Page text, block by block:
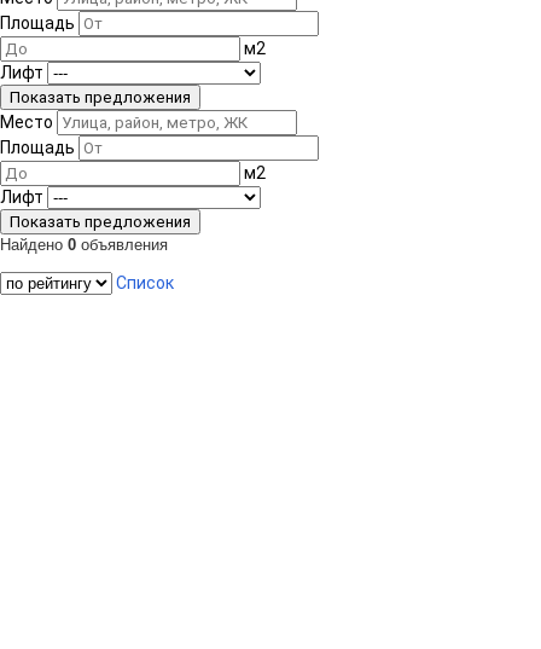
Площадь
м2
Лифт
Место
Площадь
м2
Лифт
Найдено 0 объявления
Список